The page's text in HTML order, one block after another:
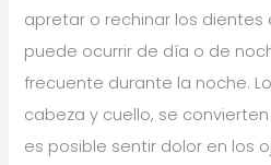
apretar o rechinar los dientes
puede ocurrir de día o de
frecuente durante la noche.
cabeza y cuello, se
es posible sentir dolor en los